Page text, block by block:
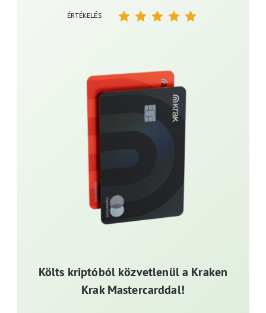
Költs kriptóból közvetlenül a Kraken
Krak Mastercarddal!
ÉRTÉKELÉS